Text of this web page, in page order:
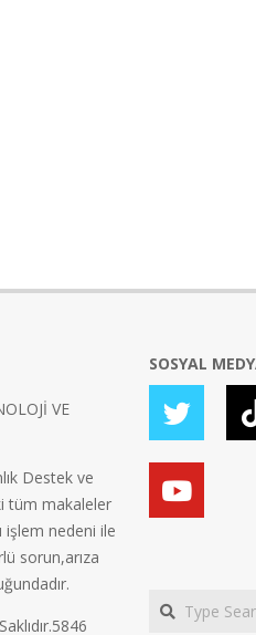
VE
Destek ve
tüm makaleler
işlem nedeni ile
sorun,arıza
SOSYAL
Search